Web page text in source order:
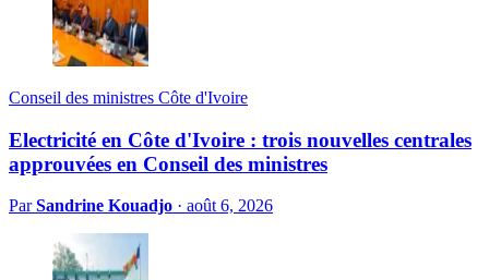
Conseil des ministres Côte d'Ivoire
Electricité en Côte d'Ivoire : trois nouvelles centrales
approuvées en Conseil des ministres
ParSandrine Kouadjo · août 6, 2026